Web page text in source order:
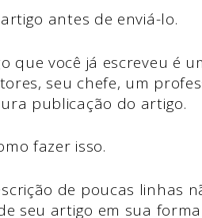
antes de enviá-lo.
que você já escreveu é
seu chefe, um
publicação do artigo.
fazer isso.
de poucas linhas
seu artigo em sua